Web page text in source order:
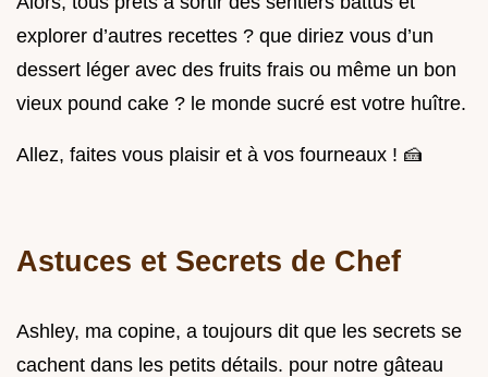
explorer d’autres recettes ? que diriez vous d’un
dessert léger avec des fruits frais ou même un bon
vieux pound cake ? le monde sucré est votre huître.
Allez, faites vous plaisir et à vos fourneaux ! 🍰
Astuces et Secrets de Chef
Ashley, ma copine, a toujours dit que les secrets se
cachent dans les petits détails. pour notre gâteau